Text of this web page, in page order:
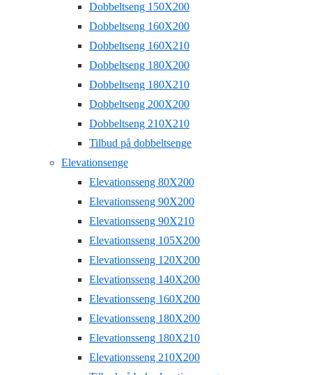
Dobbeltseng 150X200
Dobbeltseng 160X200
Dobbeltseng 160X210
Dobbeltseng 180X200
Dobbeltseng 180X210
Dobbeltseng 200X200
Dobbeltseng 210X210
Tilbud på dobbeltsenge
Elevationsenge
Elevationsseng 80X200
Elevationsseng 90X200
Elevationsseng 90X210
Elevationsseng 105X200
Elevationsseng 120X200
Elevationsseng 140X200
Elevationsseng 160X200
Elevationsseng 180X200
Elevationsseng 180X210
Elevationsseng 210X200